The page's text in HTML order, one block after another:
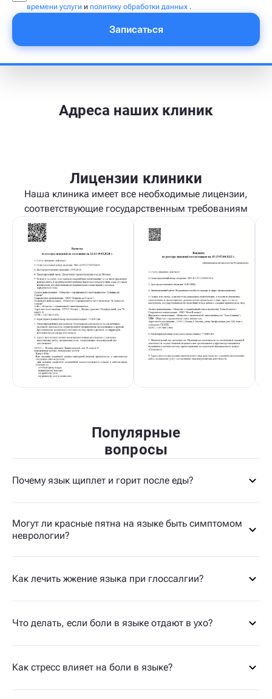
времени услуги и политику обработки данных .
Записаться
Адреса наших клиник
Лицензии клиники
Наша клиника имеет все необходимые лицензии,
соответствующие государственным требованиям
Популярные
вопросы
Почему язык щиплет и горит после еды?
Могут ли красные пятна на языке быть симптомом
неврологии?
Как лечить жжение языка при глоссалгии?
Что делать, если боли в языке отдают в ухо?
Как стресс влияет на боли в языке?